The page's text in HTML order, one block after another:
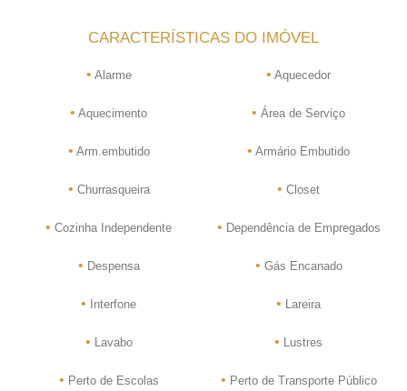
CARACTERÍSTICAS DO IMÓVEL
• Alarme • Aquecedor
• Aquecimento • Área de Serviço
• Arm.embutido • Armário Embutido
• Churrasqueira • Closet
• Cozinha Independente • Dependência de Empregados
• Despensa • Gás Encanado
• Interfone • Lareira
• Lavabo • Lustres
• Perto de Escolas • Perto de Transporte Público